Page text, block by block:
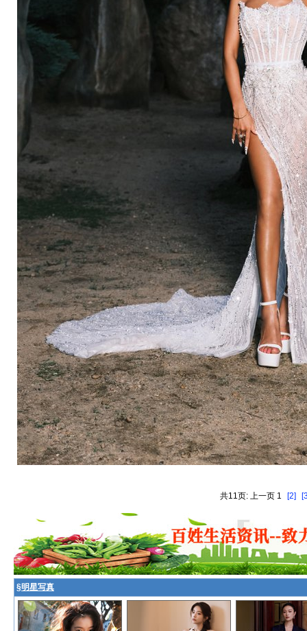
共11页: 上一页 1 [2]
§明星写真